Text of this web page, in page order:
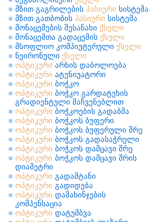
მზით გაგრილების პასიური სისტემა
მზით გათბობის პასიური სისტემა
მონაცემების შესანახი ქსელი
მონაცემთა გადაცემის ქსელი
მსოფლიო კომპიუტერული ქსელი
ნეირონული ქსელი
ოპტიკური არხის დაბოლოება
ოპტიკური ატენიუატორი
ოპტიკური ბოჭკო
ოპტიკური ბოჭკო გარდატეხის
გრადიენტული მაჩვენებლით
ოპტიკური ბოჭკოების გადაბმა
ოპტიკური ბოჭკოს ბუფერი
ოპტიკური ბოჭკოს ბუფერული შრე
ოპტიკური ბოჭკოს გადასაჭრელი
ოპტიკური ბოჭკოს დამცავი შრე
ოპტიკური ბოჭკოს დამცავი შრის
დიამეტრი
ოპტიკური გადამტანი
ოპტიკური გადიდება
ოპტიკური დამახინჯების
კომპენსაცია
ოპტიკური დატუმბვა